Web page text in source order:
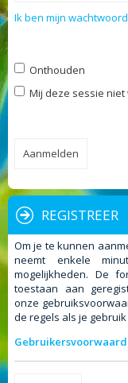
Ik ben mijn
Onthouden
Mij deze sessie
REGISTREER
Om je te kunnen
neemt enkele
mogelijkheden. De
toestaan aan
onze
de regels als je